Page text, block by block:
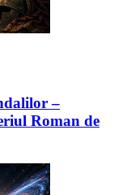
–
Roman de